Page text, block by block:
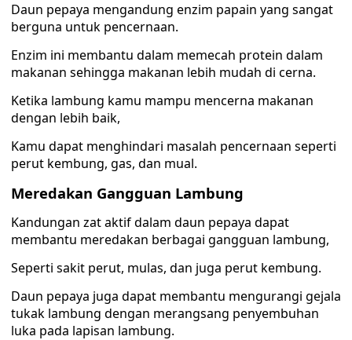
Daun pepaya mengandung enzim papain yang sangat
berguna untuk pencernaan.
Enzim ini membantu dalam memecah protein dalam
makanan sehingga makanan lebih mudah di cerna.
Ketika lambung kamu mampu mencerna makanan
dengan lebih baik,
Kamu dapat menghindari masalah pencernaan seperti
perut kembung, gas, dan mual.
Meredakan Gangguan Lambung
Kandungan zat aktif dalam daun pepaya dapat
membantu meredakan berbagai gangguan lambung,
Seperti sakit perut, mulas, dan juga perut kembung.
Daun pepaya juga dapat membantu mengurangi gejala
tukak lambung dengan merangsang penyembuhan
luka pada lapisan lambung.